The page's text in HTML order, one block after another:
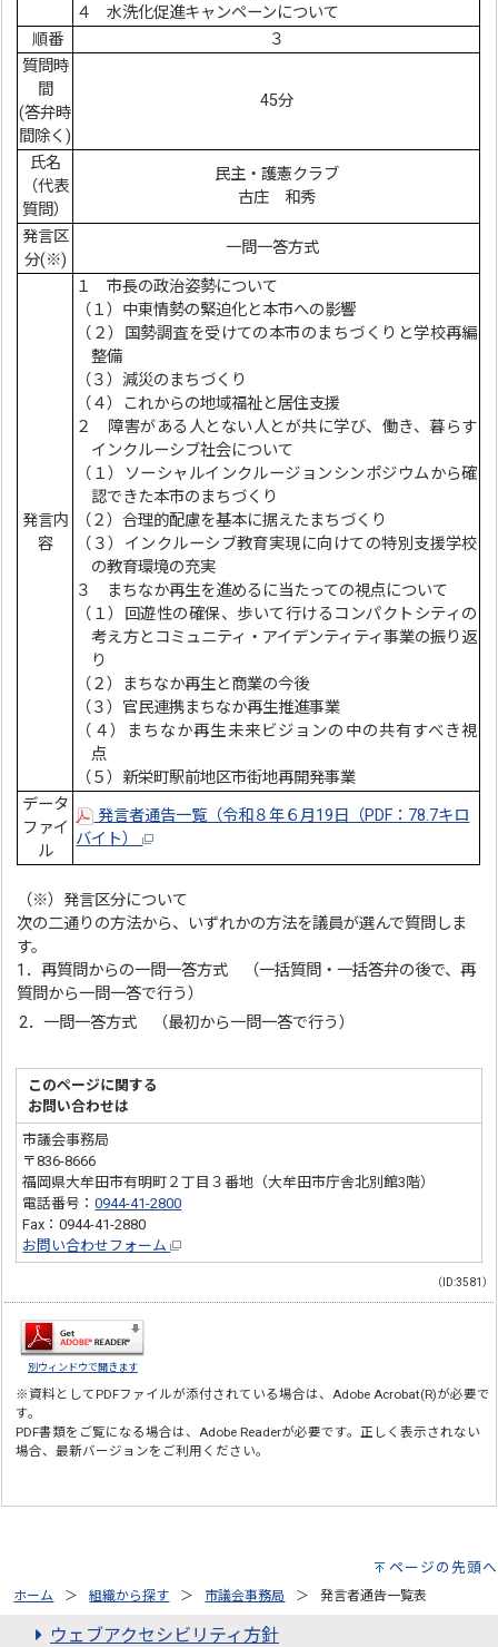
４ 水洗化促進キャンペーンについて
順番
３
質問時
間
(答弁時
間除く)
45分
氏名
（代表
質問）
民主・護憲クラブ
古庄 和秀
発言区
分(※)
一問一答方式
発言内
容
１ 市長の政治姿勢について
（１）中東情勢の緊迫化と本市への影響
（２）国勢調査を受けての本市のまちづくりと学校再編
整備
（３）減災のまちづくり
（４）これからの地域福祉と居住支援
２ 障害がある人とない人とが共に学び、働き、暮らす
インクルーシブ社会について
（１）ソーシャルインクルージョンシンポジウムから確
認できた本市のまちづくり
（２）合理的配慮を基本に据えたまちづくり
（３）インクルーシブ教育実現に向けての特別支援学校
の教育環境の充実
３ まちなか再生を進めるに当たっての視点について
（１）回遊性の確保、歩いて行けるコンパクトシティの
考え方とコミュニティ・アイデンティティ事業の振り返
り
（２）まちなか再生と商業の今後
（３）官民連携まちなか再生推進事業
（４）まちなか再生未来ビジョンの中の共有すべき視
点
（５）新栄町駅前地区市街地再開発事業
データ
ファイ
ル
発言者通告一覧（令和８年６月19日（PDF：78.7キロ
バイト）
（※）発言区分について
次の二通りの方法から、いずれかの方法を議員が選んで質問しま
す。
1．再質問からの一問一答方式 （一括質問・一括答弁の後で、再
質問から一問一答で行う）
2．一問一答方式 （最初から一問一答で行う）
このページに関する
お問い合わせは
市議会事務局
〒836-8666
福岡県大牟田市有明町２丁目３番地（大牟田市庁舎北別館3階）
電話番号：0944-41-2800
Fax：0944-41-2880
お問い合わせフォーム
（ID:3581）
別ウィンドウで開きます
※資料としてPDFファイルが添付されている場合は、Adobe Acrobat(R)が必要で
す。
PDF書類をご覧になる場合は、Adobe Readerが必要です。正しく表示されない
場合、最新バージョンをご利用ください。
ページの先頭へ
ホーム 組織から探す 市議会事務局 発言者通告一覧表
ウェブアクセシビリティ方針